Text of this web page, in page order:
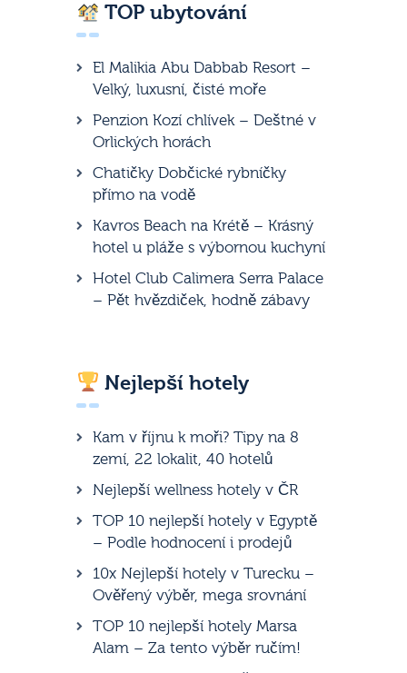
TOP ubytování
El Malikia Abu Dabbab Resort –
Velký, luxusní, čisté moře
Penzion Kozí chlívek – Deštné v
Orlických horách
Chatičky Dobčické rybníčky
přímo na vodě
Kavros Beach na Krétě – Krásný
hotel u pláže s výbornou kuchyní
Hotel Club Calimera Serra Palace
– Pět hvězdiček, hodně zábavy
Nejlepší hotely
Kam v říjnu k moři? Tipy na 8
zemí, 22 lokalit, 40 hotelů
Nejlepší wellness hotely v ČR
TOP 10 nejlepší hotely v Egyptě
– Podle hodnocení i prodejů
10x Nejlepší hotely v Turecku –
Ověřený výběr, mega srovnání
TOP 10 nejlepší hotely Marsa
Alam – Za tento výběr ručím!